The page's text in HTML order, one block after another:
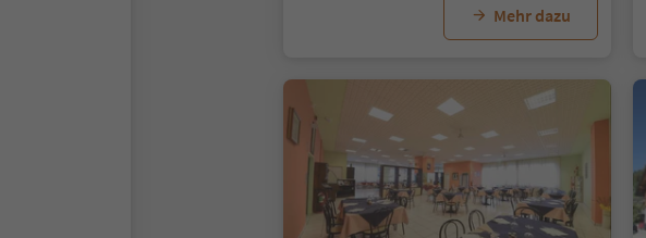
Mehr dazu